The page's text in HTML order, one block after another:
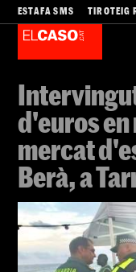
ESTAFA SMS TIROTEIG
d'euros
mercat
Berà, a